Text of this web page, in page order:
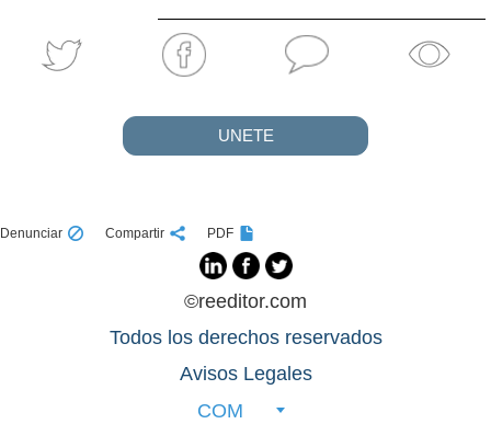
UNETE
Denunciar Compartir PDF
©reeditor.com
Todos los derechos reservados
Avisos Legales